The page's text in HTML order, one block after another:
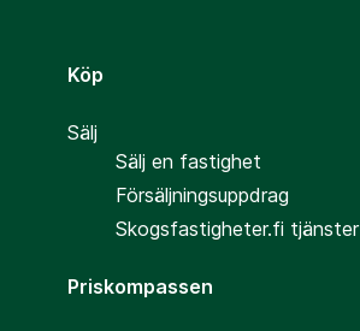
Köp
Sälj
Sälj en fastighet
Försäljningsuppdrag
Skogsfastigheter.fi tjänster
Priskompassen